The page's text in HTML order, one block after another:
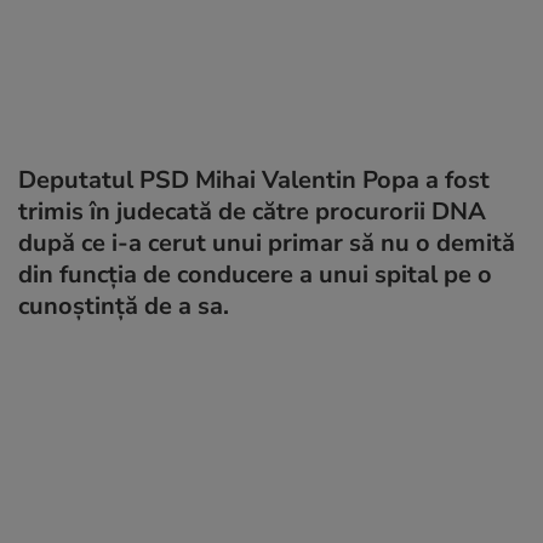
Deputatul PSD Mihai Valentin Popa a fost
trimis în judecată de către procurorii DNA
după ce i-a cerut unui primar să nu o demită
din funcţia de conducere a unui spital pe o
cunoştinţă de a sa.